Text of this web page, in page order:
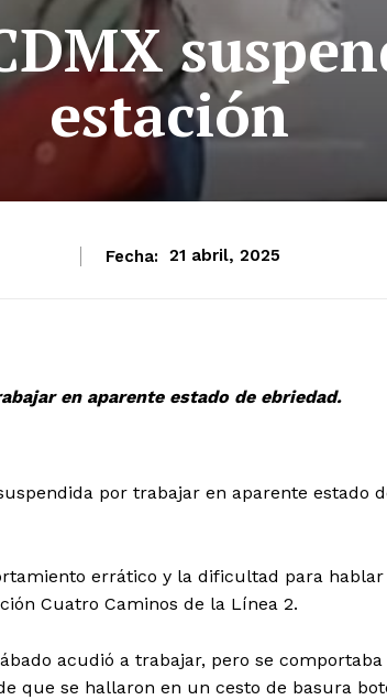
estación
Fecha: 21 abril, 2025
en aparente estado de ebriedad.
por trabajar en aparente estado
errático y la dificultad para hablar
Cuatro Caminos de la Línea 2.
acudió a trabajar, pero se comportaba
que se hallaron en un cesto de basura